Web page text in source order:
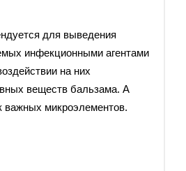
для выведения
инфекционными агентами
на них
веществ бальзама. А
важных микроэлементов.